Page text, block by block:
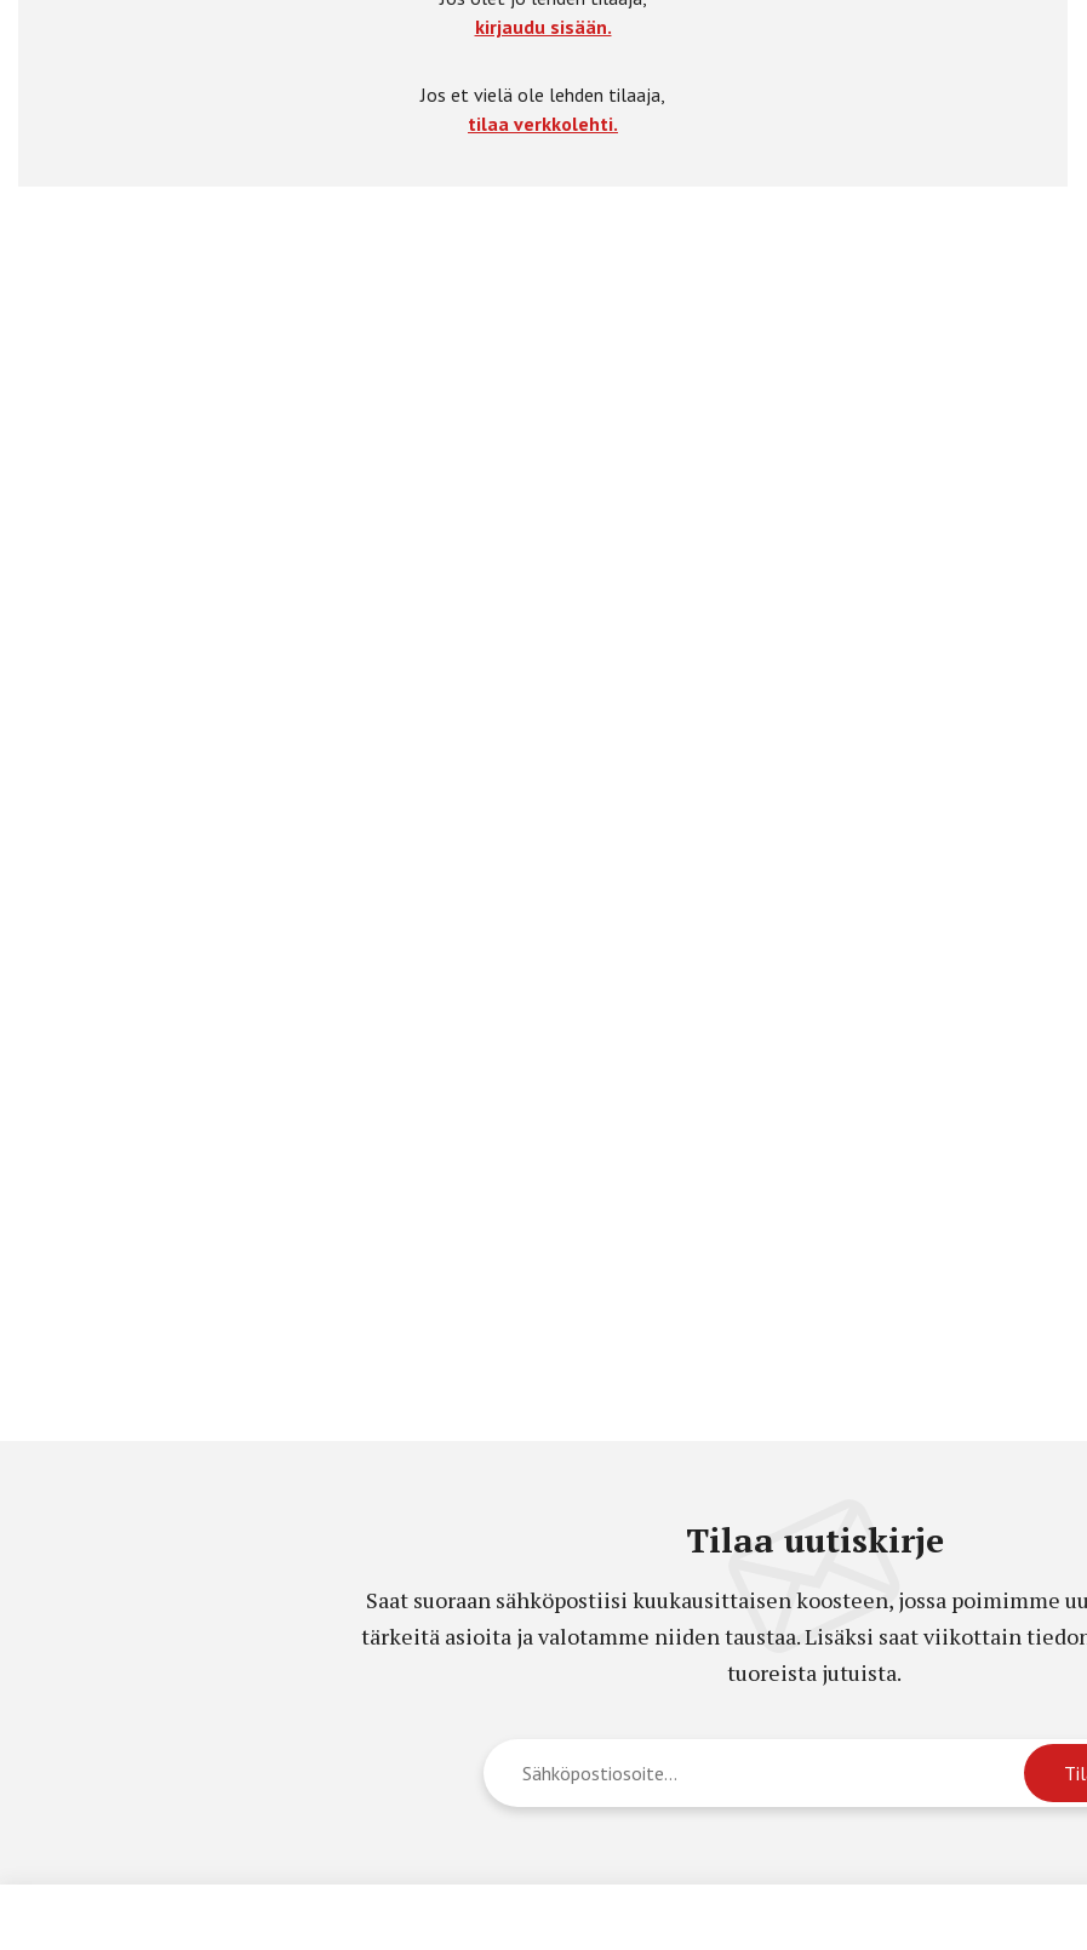
kirjaudu sisään.
Jos et vielä ole lehden tilaaja,
tilaa verkkolehti.
Tilaa uutiskirje
Saat suoraan sähköpostiisi kuukausittaisen koosteen, jossa poimimme
tärkeitä asioita ja valotamme niiden taustaa. Lisäksi saat viikottain
tuoreista jutuista.